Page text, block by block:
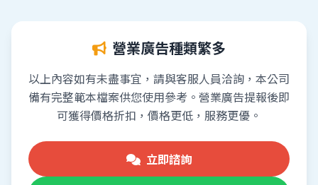
營業廣告種類繁多
以上內容如有未盡事宜，請與客服人員洽詢，本公司
備有完整範本檔案供您使用參考。營業廣告提報後即
可獲得價格折扣，價格更低，服務更優。
立即諮詢